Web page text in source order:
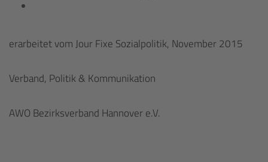
erarbeitet vom Jour Fixe Sozialpolitik, November 2015
Verband, Politik & Kommunikation
AWO Bezirksverband Hannover e.V.